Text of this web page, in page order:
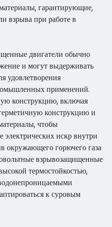
гарантирующие,
взрыва при работе в
двигатели обычно
и могут выдерживать
удовлетворения
применений.
конструкцию, включая
конструкцию и
чтобы
электрических искр внутри
окружающего горючего газа
взрывозащищенные
термостойкостью,
к суровым